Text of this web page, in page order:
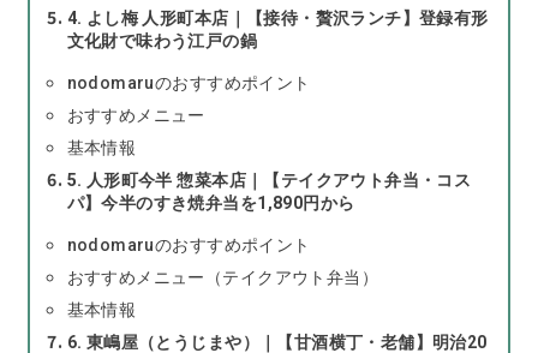
4. よし梅 人形町本店｜【接待・贅沢ランチ】登録有形
文化財で味わう江戸の鍋
nodomaruのおすすめポイント
おすすめメニュー
基本情報
5. 人形町今半 惣菜本店｜【テイクアウト弁当・コス
パ】今半のすき焼弁当を1,890円から
nodomaruのおすすめポイント
おすすめメニュー（テイクアウト弁当）
基本情報
6. 東嶋屋（とうじまや）｜【甘酒横丁・老舗】明治20